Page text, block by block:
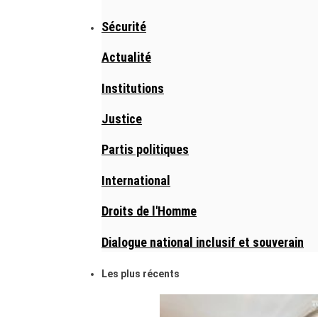
Sécurité
Actualité
Institutions
Justice
Partis politiques
International
Droits de l'Homme
Dialogue national inclusif et souverain
Les plus récents